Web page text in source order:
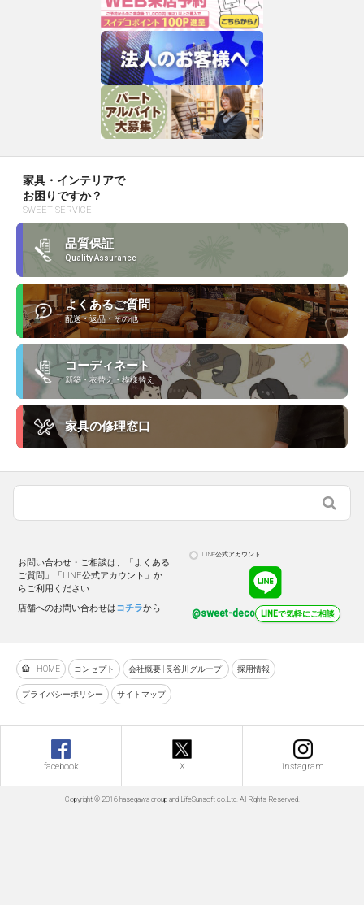
家具・インテリアで
お困りですか？
SWEET SERVICE
品質保証
Quality Assurance
よくあるご質問
配送・返品・その他
コーディネート
新築・衣替え・模様替え
家具の修理窓口
お問い合わせ・ご相談は、「よくある
ご質問」「LINE公式アカウント」か
らご利用ください
店舗へのお問い合わせはコチラから
LINE公式アカウント
@sweet-deco LINEで気軽にご相談
HOME コンセプト 会社概要 [長谷川グループ] 採用情報
プライバシーポリシー サイトマップ
facebook X instagram
Copyright © 2016 hasegawa group and LifeSunsoft co.Ltd. All Rights Reserved.